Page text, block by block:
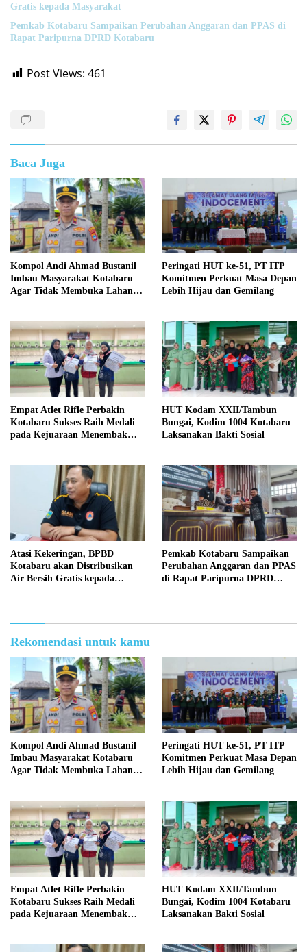
Gratis kepada Masyarakat
Pemkab Kotabaru Sampaikan Perubahan Anggaran dan PPAS di
Rapat Paripurna DPRD Kotabaru
Post Views: 461
Baca Juga
Kompol Andi Ahmad Bustanil
Imbau Masyarakat Kotabaru
Agar Tidak Membuka Lahan
Peringati HUT ke-51, PT ITP
Komitmen Perkuat Masa Depan
Lebih Hijau dan Gemilang
Empat Atlet Rifle Perbakin
Kotabaru Sukses Raih Medali
pada Kejuaraan Menembak
HUT Kodam XXII/Tambun
Bungai, Kodim 1004 Kotabaru
Laksanakan Bakti Sosial
Atasi Kekeringan, BPBD
Kotabaru akan Distribusikan
Air Bersih Gratis kepada
Pemkab Kotabaru Sampaikan
Perubahan Anggaran dan PPAS
di Rapat Paripurna DPRD
Rekomendasi untuk kamu
Kompol Andi Ahmad Bustanil
Imbau Masyarakat Kotabaru
Agar Tidak Membuka Lahan
Peringati HUT ke-51, PT ITP
Komitmen Perkuat Masa Depan
Lebih Hijau dan Gemilang
Empat Atlet Rifle Perbakin
Kotabaru Sukses Raih Medali
pada Kejuaraan Menembak
HUT Kodam XXII/Tambun
Bungai, Kodim 1004 Kotabaru
Laksanakan Bakti Sosial